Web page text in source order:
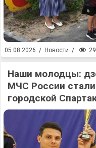
05.08.2026 / Новости /
Наши молодцы:
МЧС России
городской